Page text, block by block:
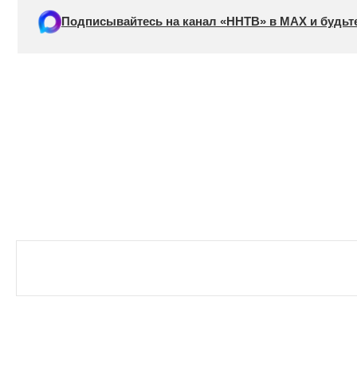
Подписывайтесь на канал «ННТВ» в МАХ и